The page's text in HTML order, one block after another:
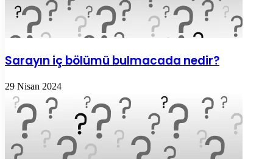
Sarayın iç bölümü bulmacada nedir?
29 Nisan 2024